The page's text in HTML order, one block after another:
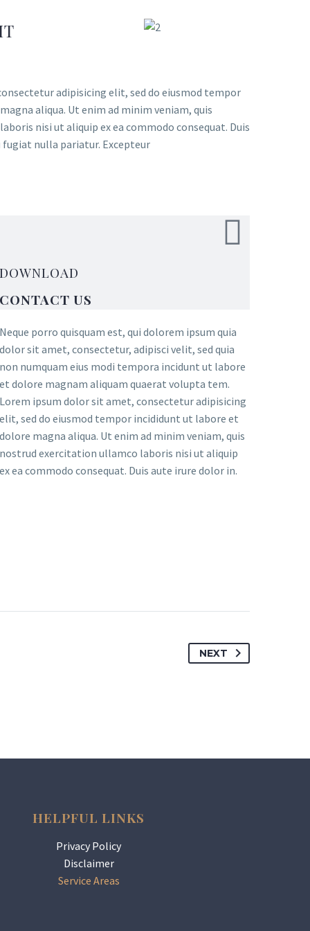
adipisicing elit, sed do eiusmod tempor
aliqua. Ut enim ad minim veniam, quis
nisi ut aliquip ex ea commodo consequat. Duis
nulla pariatur. Excepteur
US
porro quisquam est, qui dolorem ipsum quia
sit amet, consectetur, adipisci velit, sed quia
numquam eius modi tempora incidunt ut labore
dolore magnam aliquam quaerat volupta tem.
ipsum dolor sit amet, consectetur adipisicing
sed do eiusmod tempor incididunt ut labore et
magna aliqua. Ut enim ad minim veniam, quis
exercitation ullamco laboris nisi ut aliquip
ea commodo consequat. Duis aute irure dolor in.
NEXT
HELPFUL LINKS
Privacy Policy
Disclaimer
Service Areas